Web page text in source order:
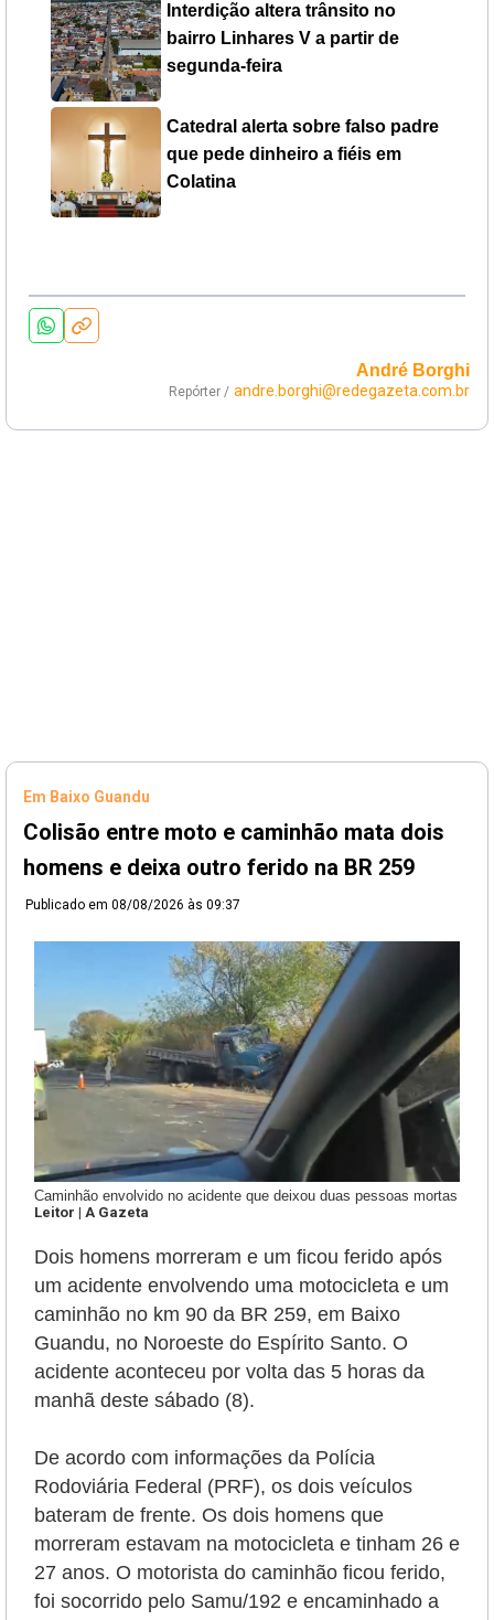
Interdição altera trânsito no
bairro Linhares V a partir de
segunda-feira
Catedral alerta sobre falso padre
que pede dinheiro a fiéis em
Colatina
André Borghi
Repórter / andre.borghi@redegazeta.com.br
Em Baixo Guandu
Colisão entre moto e caminhão mata dois
homens e deixa outro ferido na BR 259
Publicado em 08/08/2026 às 09:37
Caminhão envolvido no acidente que deixou duas pessoas mortas
Leitor | A Gazeta
Dois homens morreram e um ficou ferido após
um acidente envolvendo uma motocicleta e um
caminhão no km 90 da BR 259, em Baixo
Guandu, no Noroeste do Espírito Santo. O
acidente aconteceu por volta das 5 horas da
manhã deste sábado (8).
De acordo com informações da Polícia
Rodoviária Federal (PRF), os dois veículos
bateram de frente. Os dois homens que
morreram estavam na motocicleta e tinham 26 e
27 anos. O motorista do caminhão ficou ferido,
foi socorrido pelo Samu/192 e encaminhado a